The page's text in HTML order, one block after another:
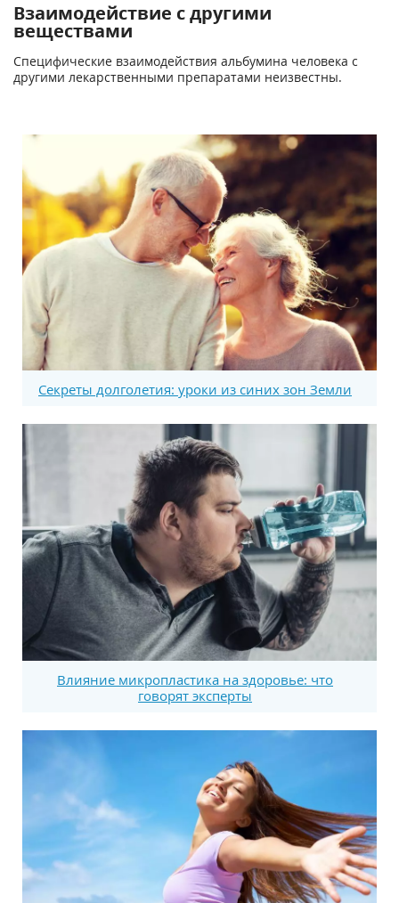
Взаимодействие с другими
веществами
Специфические взаимодействия альбумина человека с
другими лекарственными препаратами неизвестны.
Секреты долголетия: уроки из синих зон Земли
Влияние микропластика на здоровье: что
говорят эксперты